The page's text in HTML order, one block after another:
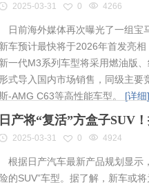
2025-03-31 0 4266
日前海外媒体再次曝光了一组宝
新车预计最快将于2026年首发亮
新一代M3系列车型将采用燃油版
形式导入国内市场销售，同级主要
-AMG C63等高性能车型。 [详细]
日产将“复活”方盒子SUV
2025-03-31 0 4924
根据日产汽车最新产品规划显示
险的SUV”车型。据了解，新车或